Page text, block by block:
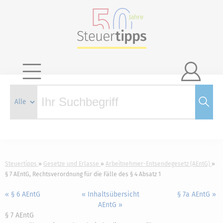

Steuertipps Gesetze und Erlasse
Arbeitnehmer-Entsendegesetz (AEntG)
§ 7 AEntG, Rechtsverordnung für die Fälle des § 4 Absatz 1
« § 6 AEntG
« Inhaltsübersicht
AEntG »
§ 7a AEntG »
§ 7 AEntG